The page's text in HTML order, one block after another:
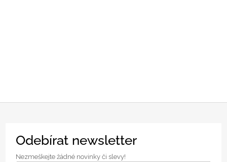
Odebírat newsletter
Nezmeškejte žádné novinky či slevy!